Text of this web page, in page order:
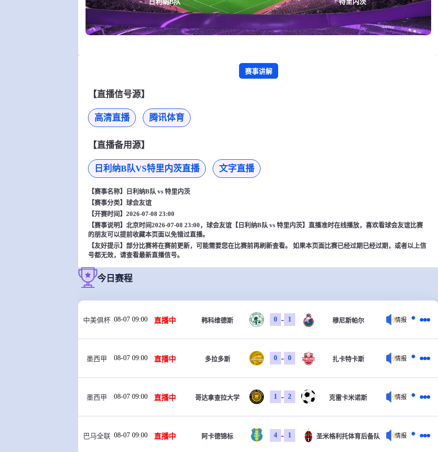
日利纳B队 特里内茨
赛事讲解
【直播信号源】
高清直播 腾讯体育
【直播备用源】
日利纳B队VS特里内茨直播 文字直播
【赛事名称】
日利纳B队 vs 特里内茨
【赛事分类】 球会友谊
【开赛时间】2026-07-08 23:00
【赛事说明】北京时间2026-07-08 23:00，球会友谊【日利纳B队 vs 特里内茨】直播准时在线播放，喜欢看球会友谊比赛
的朋友可以提前收藏本页面以免错过直播。
【友好提示】部分比赛将在赛前更新，可能需要您在比赛前再刷新查看。 如果本页面比赛已经过期已经过期，或者以上信
号都无效，请查看最新直播信号。
今日赛程
中美俱杯 08-07 09:00 直播中 韩科维德斯 0 - 1 穆尼斯帕尔 情报
墨西甲 08-07 09:00 直播中 多拉多斯 0 - 0 扎卡特卡斯 情报
墨西甲 08-07 09:00 直播中 哥达拿查拉大学 1 - 2 克雷卡米诺斯 情报
巴马全联 08-07 09:00 直播中 阿卡德锦标 4 - 1 圣米格利托体育后备队 情报